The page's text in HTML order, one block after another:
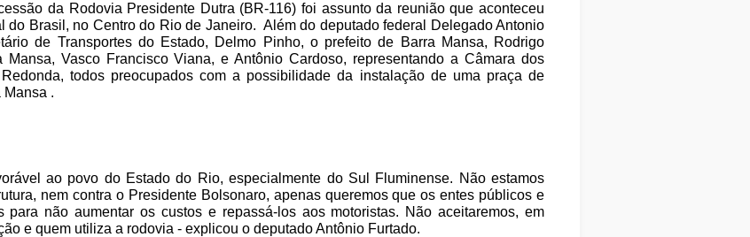
da Rodovia Presidente Dutra (BR-116) foi assunto da reunião que aconteceu
do Brasil, no Centro do Rio de Janeiro. Além do deputado federal Delegado Antonio
de Transportes do Estado, Delmo Pinho, o prefeito de Barra Mansa, Rodrigo
Vasco Francisco Viana, e Antônio Cardoso, representando a Câmara dos
todos preocupados com a possibilidade da instalação de uma praça de
.
ao povo do Estado do Rio, especialmente do Sul Fluminense. Não estamos
nem contra o Presidente Bolsonaro, apenas queremos que os entes públicos e
para não aumentar os custos e repassá-los aos motoristas. Não aceitaremos, em
e quem utiliza a rodovia - explicou o deputado Antônio Furtado.